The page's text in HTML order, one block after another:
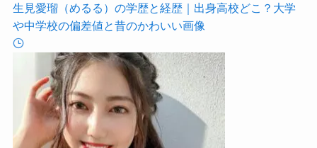
生見愛瑠（めるる）の学歴と経歴｜出身高校どこ？大学
や中学校の偏差値と昔のかわいい画像